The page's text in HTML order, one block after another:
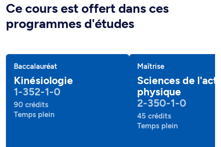
Ce cours est offert dans ces
programmes d'études
Baccalauréat
Kinésiologie
1-352-1-0
90 crédits
Temps plein
Maîtrise
Sciences de
physique
2-350-1-0
45 crédits
Temps plein